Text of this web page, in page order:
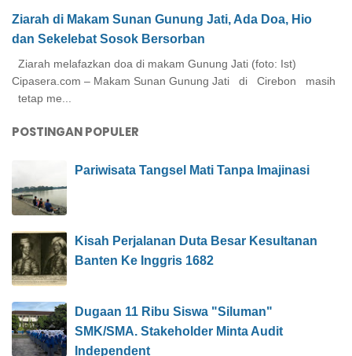
Ziarah di Makam Sunan Gunung Jati, Ada Doa, Hio
dan Sekelebat Sosok Bersorban
Ziarah melafazkan doa di makam Gunung Jati (foto: Ist)
Cipasera.com – Makam Sunan Gunung Jati di Cirebon masih
tetap me...
POSTINGAN POPULER
Pariwisata Tangsel Mati Tanpa Imajinasi
Kisah Perjalanan Duta Besar Kesultanan
Banten Ke Inggris 1682
Dugaan 11 Ribu Siswa "Siluman"
SMK/SMA. Stakeholder Minta Audit
Independent